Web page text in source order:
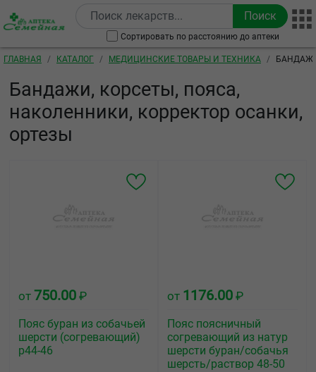
Сортировать по расстоянию до аптеки
Строка навигации
ГЛАВНАЯ КАТАЛОГ МЕДИЦИНСКИЕ ТОВАРЫ И ТЕХНИКА
Бандажи, корсеты, пояса,
наколенники, корректор осанки,
ортезы
от 750.00 ₽
Пояс буран из собачьей
шерсти (согревающий)
р44-46
от 1176.00 ₽
Пояс поясничный
согревающий из натур
шерсти буран/собачья
шерсть/раствор 48-50